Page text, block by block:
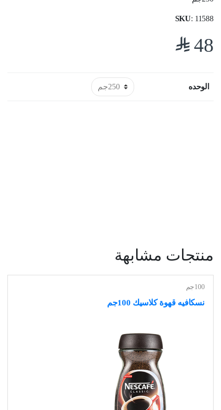
SKU: 11588
48
$
الوحده
منتجات مشابهة
100جم
نسكافيه قهوة كلاسيك 100جم